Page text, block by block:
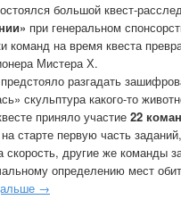
большой квест-
при генеральном
команд на время квеста
Мистера Х.
разгадать
скульптура какого-то
приняло участие 22
старте первую часть
скорость, другие же команды
определению мест
→